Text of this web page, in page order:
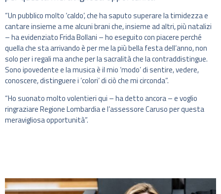
“Un pubblico molto ‘caldo’, che ha saputo superare la timidezza e
cantare insieme a me alcuni brani che, insieme ad altri, più natalizi
– ha evidenziato Frida Bollani – ho eseguito con piacere perché
quella che sta arrivando è per me la più bella festa dell’anno, non
solo per i regali ma anche per la sacralità che la contraddistingue.
Sono ipovedente e la musica è il mio ‘modo’ di sentire, vedere,
conoscere, distinguere i ’colori’ di ciò che mi circonda”.
“Ho suonato molto volentieri qui – ha detto ancora – e voglio
ringraziare Regione Lombardia e l’assessore Caruso per questa
meravigliosa opportunità”.